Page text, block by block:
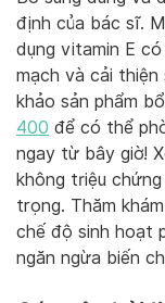
định của bác sĩ.
dụng vitamin E
mạch và cải
khảo sản phẩm
400 để có thể
ngay từ bây giờ!
không triệu
trọng. Thăm
chế độ sinh hoạt
ngăn ngừa biến